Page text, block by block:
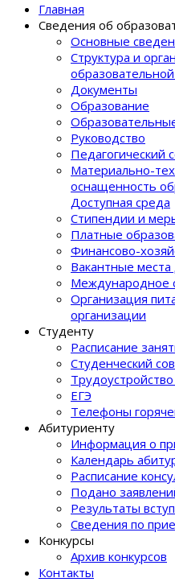
Главная
Сведения об
Основные
Структура и
Документы
Образование
Руководство
Педагогический
Материально-
оснащенность
Доступная среда
Стипендии и
Платные
Финансово-
Вакантные
Международное
Организация
организации
Студенту
Расписание
Студенческий
ЕГЭ
Телефоны
Абитуриенту
Информация о
Календарь
Расписание
Подано
Результаты
Сведения по
Конкурсы
Архив конкурсов
Контакты